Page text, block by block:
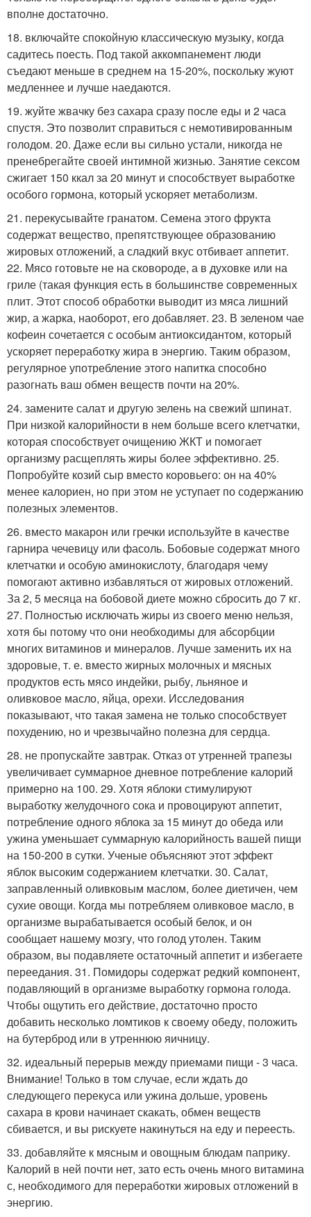
вполне достаточно.
18. включайте спокойную классическую музыку, когда
садитесь поесть. Под такой аккомпанемент люди
съедают меньше в среднем на 15-20%, поскольку жуют
медленнее и лучше наедаются.
19. жуйте жвачку без сахара сразу после еды и 2 часа
спустя. Это позволит справиться с немотивированным
голодом. 20. Даже если вы сильно устали, никогда не
пренебрегайте своей интимной жизнью. Занятие сексом
сжигает 150 ккал за 20 минут и способствует выработке
особого гормона, который ускоряет метаболизм.
21. перекусывайте гранатом. Семена этого фрукта
содержат вещество, препятствующее образованию
жировых отложений, а сладкий вкус отбивает аппетит.
22. Мясо готовьте не на сковороде, а в духовке или на
гриле (такая функция есть в большинстве современных
плит. Этот способ обработки выводит из мяса лишний
жир, а жарка, наоборот, его добавляет. 23. В зеленом чае
кофеин сочетается с особым антиоксидантом, который
ускоряет переработку жира в энергию. Таким образом,
регулярное употребление этого напитка способно
разогнать ваш обмен веществ почти на 20%.
24. замените салат и другую зелень на свежий шпинат.
При низкой калорийности в нем больше всего клетчатки,
которая способствует очищению ЖКТ и помогает
организму расщеплять жиры более эффективно. 25.
Попробуйте козий сыр вместо коровьего: он на 40%
менее калориен, но при этом не уступает по содержанию
полезных элементов.
26. вместо макарон или гречки используйте в качестве
гарнира чечевицу или фасоль. Бобовые содержат много
клетчатки и особую аминокислоту, благодаря чему
помогают активно избавляться от жировых отложений.
За 2, 5 месяца на бобовой диете можно сбросить до 7 кг.
27. Полностью исключать жиры из своего меню нельзя,
хотя бы потому что они необходимы для абсорбции
многих витаминов и минералов. Лучше заменить их на
здоровые, т. е. вместо жирных молочных и мясных
продуктов есть мясо индейки, рыбу, льняное и
оливковое масло, яйца, орехи. Исследования
показывают, что такая замена не только способствует
похудению, но и чрезвычайно полезна для сердца.
28. не пропускайте завтрак. Отказ от утренней трапезы
увеличивает суммарное дневное потребление калорий
примерно на 100. 29. Хотя яблоки стимулируют
выработку желудочного сока и провоцируют аппетит,
потребление одного яблока за 15 минут до обеда или
ужина уменьшает суммарную калорийность вашей пищи
на 150-200 в сутки. Ученые объясняют этот эффект
яблок высоким содержанием клетчатки. 30. Салат,
заправленный оливковым маслом, более диетичен, чем
сухие овощи. Когда мы потребляем оливковое масло, в
организме вырабатывается особый белок, и он
сообщает нашему мозгу, что голод утолен. Таким
образом, вы подавляете остаточный аппетит и избегаете
переедания. 31. Помидоры содержат редкий компонент,
подавляющий в организме выработку гормона голода.
Чтобы ощутить его действие, достаточно просто
добавить несколько ломтиков к своему обеду, положить
на бутерброд или в утреннюю яичницу.
32. идеальный перерыв между приемами пищи - 3 часа.
Внимание! Только в том случае, если ждать до
следующего перекуса или ужина дольше, уровень
сахара в крови начинает скакать, обмен веществ
сбивается, и вы рискуете накинуться на еду и переесть.
33. добавляйте к мясным и овощным блюдам паприку.
Калорий в ней почти нет, зато есть очень много витамина
с, необходимого для переработки жировых отложений в
энергию.